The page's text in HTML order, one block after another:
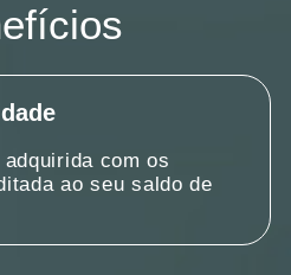
com os
ao seu saldo de